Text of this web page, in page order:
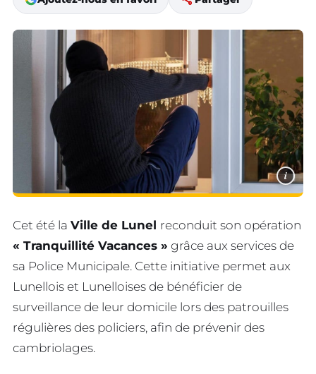
i
Cet été la Ville de Lunel reconduit son opération
« Tranquillité Vacances » grâce aux services de
sa Police Municipale. Cette initiative permet aux
Lunellois et Lunelloises de bénéficier de
surveillance de leur domicile lors des patrouilles
régulières des policiers, afin de prévenir des
cambriolages.